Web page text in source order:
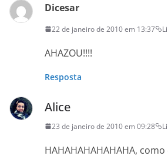
Dicesar
22 de janeiro de 2010 em 13:37
AHAZOU!!!!
Resposta
Alice
23 de janeiro de 2010 em 09:28
HAHAHAHAHAHAHA,